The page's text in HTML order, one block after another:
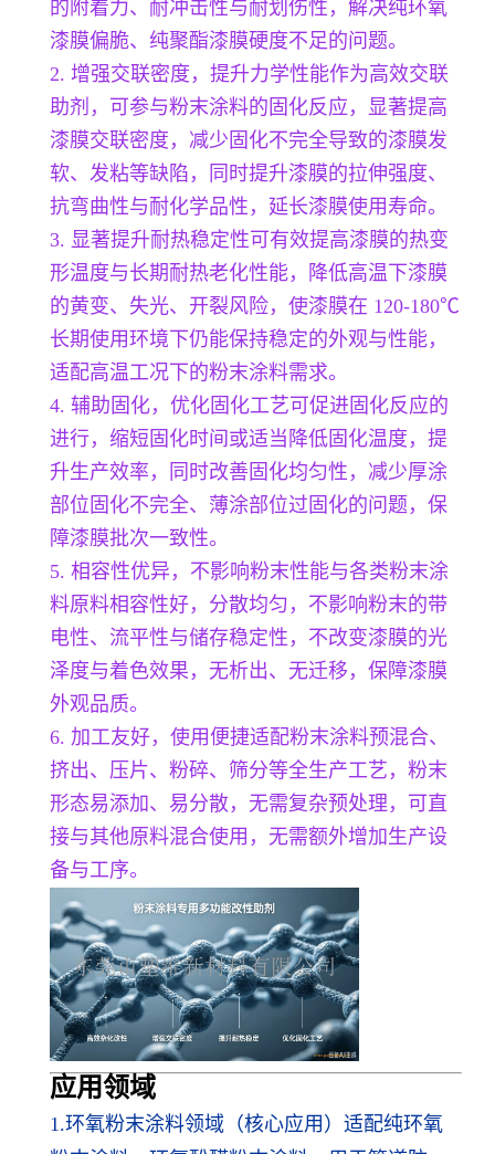
的附着力、耐冲击性与耐划伤性，解决纯环氧
漆膜偏脆、纯聚酯漆膜硬度不足的问题。
2. 增强交联密度，提升力学性能作为高效交联
助剂，可参与粉末涂料的固化反应，显著提高
漆膜交联密度，减少固化不完全导致的漆膜发
软、发粘等缺陷，同时提升漆膜的拉伸强度、
抗弯曲性与耐化学品性，延长漆膜使用寿命。
3. 显著提升耐热稳定性可有效提高漆膜的热变
形温度与长期耐热老化性能，降低高温下漆膜
的黄变、失光、开裂风险，使漆膜在 120-180℃
长期使用环境下仍能保持稳定的外观与性能，
适配高温工况下的粉末涂料需求。
4. 辅助固化，优化固化工艺可促进固化反应的
进行，缩短固化时间或适当降低固化温度，提
升生产效率，同时改善固化均匀性，减少厚涂
部位固化不完全、薄涂部位过固化的问题，保
障漆膜批次一致性。
5. 相容性优异，不影响粉末性能与各类粉末涂
料原料相容性好，分散均匀，不影响粉末的带
电性、流平性与储存稳定性，不改变漆膜的光
泽度与着色效果，无析出、无迁移，保障漆膜
外观品质。
6. 加工友好，使用便捷适配粉末涂料预混合、
挤出、压片、粉碎、筛分等全生产工艺，粉末
形态易添加、易分散，无需复杂预处理，可直
接与其他原料混合使用，无需额外增加生产设
备与工序。
应用领域
1.环氧粉末涂料领域（核心应用）适配纯环氧